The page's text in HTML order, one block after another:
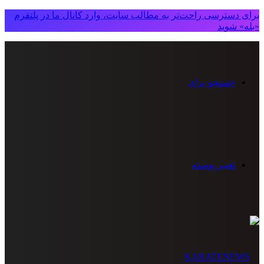
برای دسترسی راحت‌تر به مطالب سایت، وارد کانال ما در پلتفرم
«بله» شوید
جستجو برای
تغییر پوسته